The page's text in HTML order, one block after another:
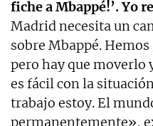
fiche a Mbappé!’. Yo
Madrid necesita un
sobre Mbappé.
pero hay que moverlo
es fácil con la
trabajo estoy. El
permanentemente»,